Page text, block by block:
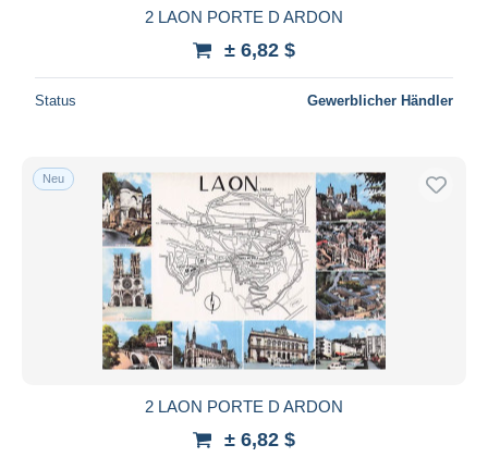
2 LAON PORTE D ARDON
± 6,82 $
Status Gewerblicher Händler
Neu
2 LAON PORTE D ARDON
± 6,82 $